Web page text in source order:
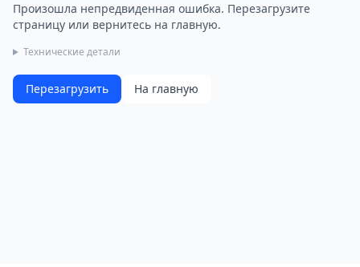
Произошла непредвиденная ошибка. Перезагрузите
страницу или вернитесь на главную.
Технические детали
Перезагрузить На главную